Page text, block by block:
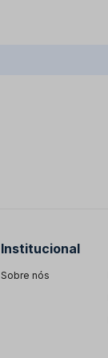
Institucional
Sobre nós